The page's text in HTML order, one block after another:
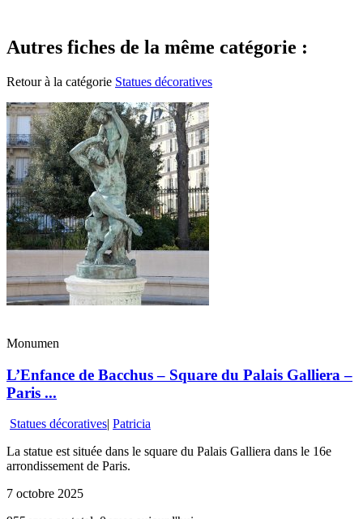
Autres fiches de la même catégorie :
Retour à la catégorie Statues décoratives
Monumen
L’Enfance de Bacchus – Square du Palais Galliera –
Paris ...
Statues décoratives| Patricia
La statue est située dans le square du Palais Galliera dans le 16e
arrondissement de Paris.
7 octobre 2025